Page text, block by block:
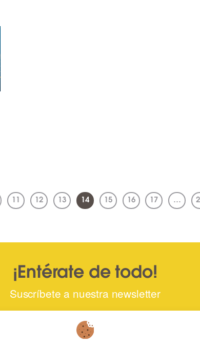
11 12 13 14 15 16 17 …
¡Entérate de todo!
Suscríbete a nuestra newsletter